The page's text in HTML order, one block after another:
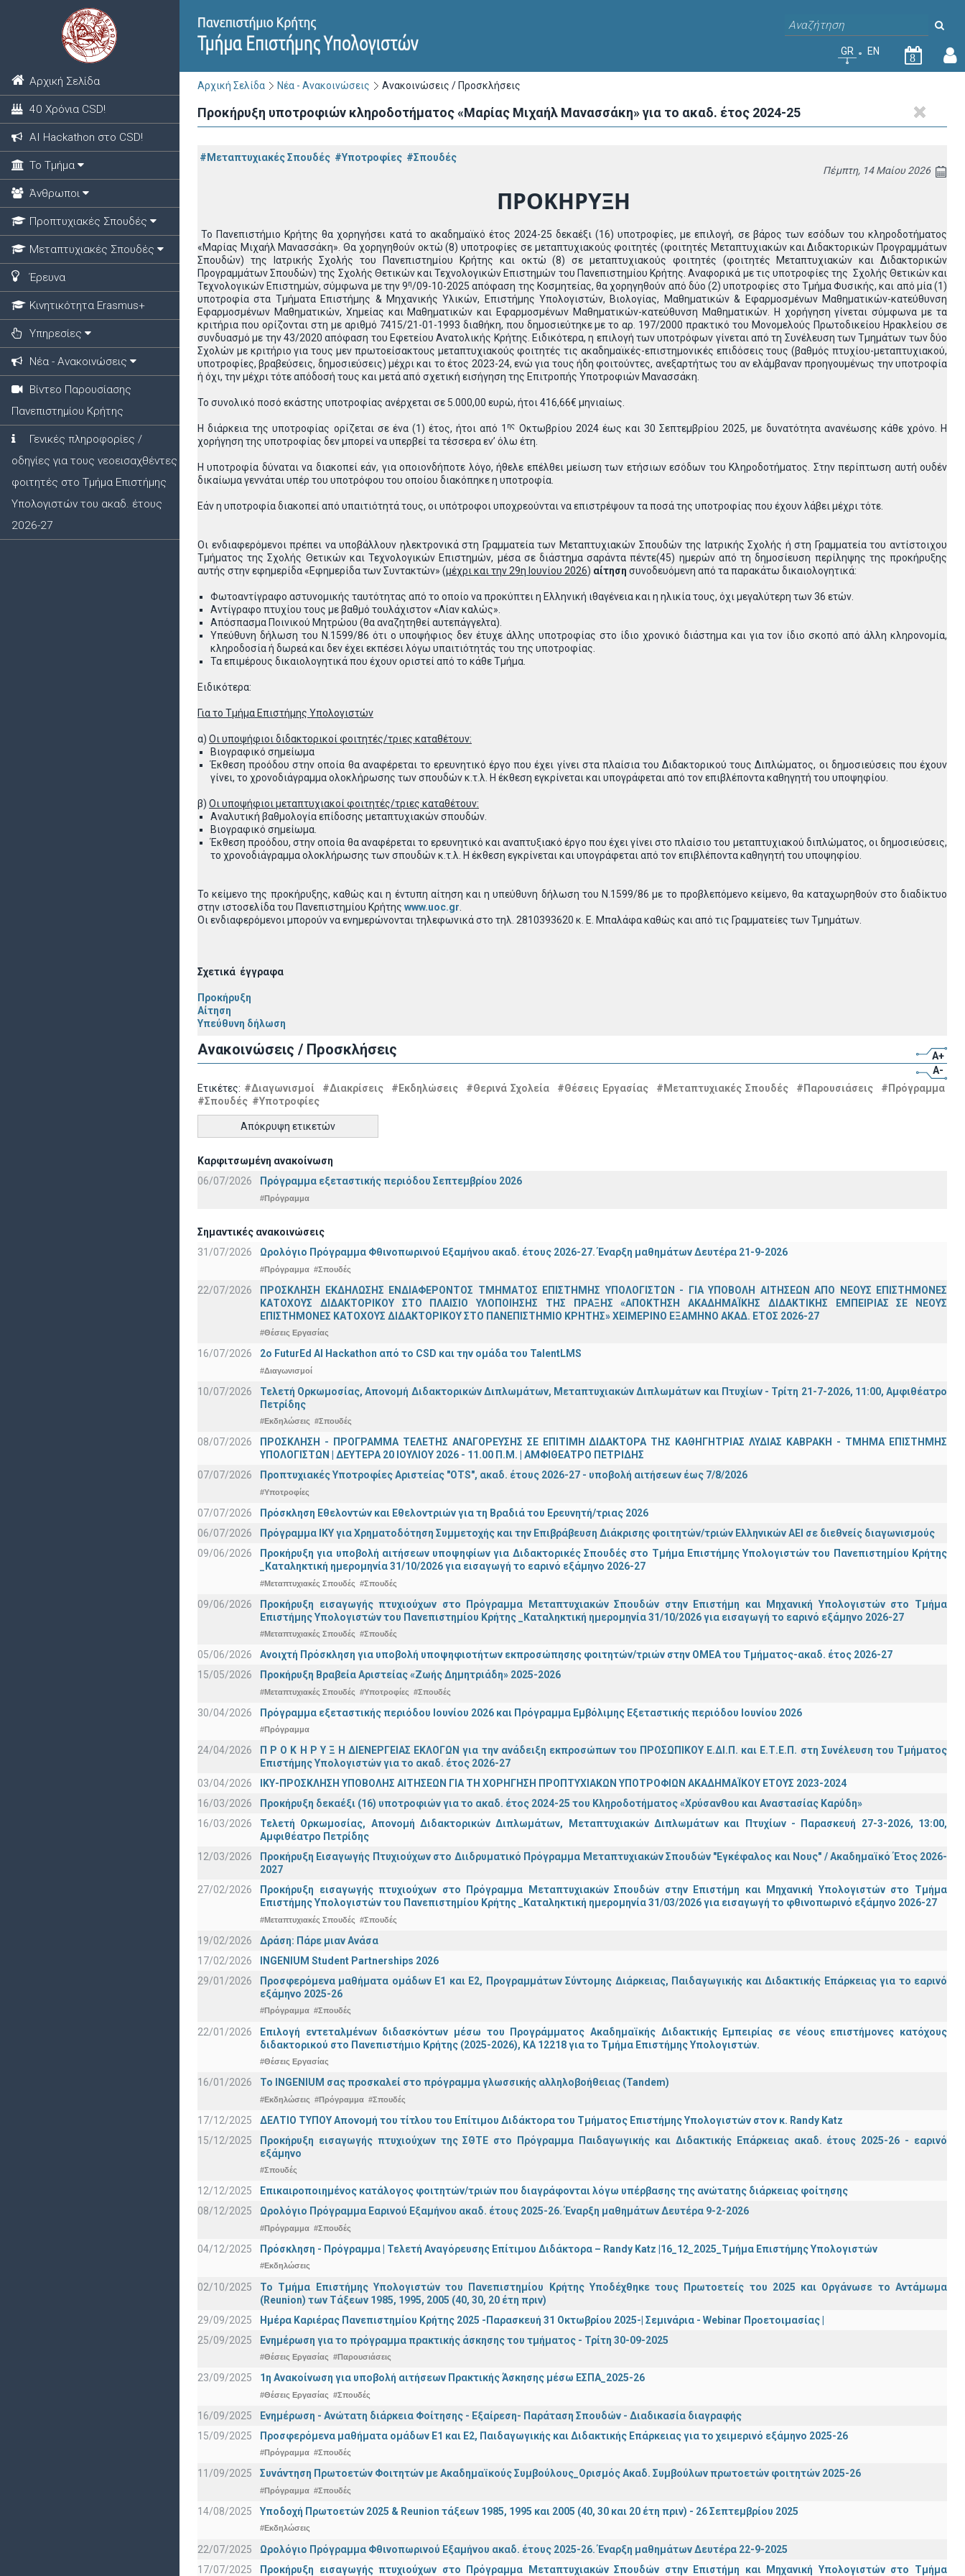
Αρχική Σελίδα
40 Χρόνια CSD!
ΑΙ Hackathon στο CSD!
Το Τμήμα
Άνθρωποι
Προπτυχιακές Σπουδές
Μεταπτυχιακές Σπουδές
Έρευνα
Κινητικότητα Erasmus+
Υπηρεσίες
Νέα - Ανακοινώσεις
Βίντεο Παρουσίασης
Πανεπιστημίου Κρήτης
Γενικές πληροφορίες /
οδηγίες για τους νεοεισαχθέντες
φοιτητές στο Τμήμα Επιστήμης
Υπολογιστών του ακαδ. έτους
2026-27
GR EN
8
Αρχική Σελίδα Νέα - Ανακοινώσεις Ανακοινώσεις / Προσκλήσεις
Προκήρυξη υποτροφιών κληροδοτήματος «Μαρίας Μιχαήλ Μανασσάκη» για το ακαδ. έτος 2024-25
#Μεταπτυχιακές Σπουδές #Υποτροφίες #Σπουδές
Πέμπτη, 14 Μαίου 2026
ΠΡΟΚΗΡΥΞΗ
Το Πανεπιστήμιο Κρήτης θα χορηγήσει κατά το ακαδημαϊκό έτος 2024-25 δεκαέξι (16) υποτροφίες, με επιλογή, σε βάρος των εσόδων του κληροδοτήματος
«Μαρίας Μιχαήλ Μανασσάκη». Θα χορηγηθούν οκτώ (8) υποτροφίες σε μεταπτυχιακούς φοιτητές (φοιτητές Μεταπτυχιακών και Διδακτορικών Προγραμμάτων
Σπουδών) της Ιατρικής Σχολής του Πανεπιστημίου Κρήτης και οκτώ (8) σε μεταπτυχιακούς φοιτητές (φοιτητές Μεταπτυχιακών και Διδακτορικών
Προγραμμάτων Σπουδών) της Σχολής Θετικών και Τεχνολογικών Επιστημών του Πανεπιστημίου Κρήτης. Αναφορικά με τις υποτροφίες της Σχολής Θετικών και
Τεχνολογικών Επιστημών, σύμφωνα με την 9η/09-10-2025 απόφαση της Κοσμητείας, θα χορηγηθούν από δύο (2) υποτροφίες στο Τμήμα Φυσικής, και από μία (1)
υποτροφία στα Τμήματα Επιστήμης & Μηχανικής Υλικών, Επιστήμης Υπολογιστών, Βιολογίας, Μαθηματικών & Εφαρμοσμένων Μαθηματικών-κατεύθυνση
Εφαρμοσμένων Μαθηματικών, Χημείας και Μαθηματικών και Εφαρμοσμένων Μαθηματικών-κατεύθυνση Μαθηματικών. Η χορήγηση γίνεται σύμφωνα με τα
κριτήρια που ορίζονται στη με αριθμό 7415/21-01-1993 διαθήκη, που δημοσιεύτηκε με το αρ. 197/2000 πρακτικό του Μονομελούς Πρωτοδικείου Ηρακλείου σε
συνδυασμό με την 43/2020 απόφαση του Εφετείου Ανατολικής Κρήτης. Ειδικότερα, η επιλογή των υποτρόφων γίνεται από τη Συνέλευση των Τμημάτων των δύο
Σχολών με κριτήριο για τους μεν πρωτοείσακτους μεταπτυχιακούς φοιτητές τις ακαδημαϊκές-επιστημονικές επιδόσεις τους (βαθμός πτυχίου-μεταπτυχιακού,
υποτροφίες, βραβεύσεις, δημοσιεύσεις) μέχρι και το έτος 2023-24, ενώ για τους ήδη φοιτούντες, ανεξαρτήτως του αν ελάμβαναν προηγουμένως την υποτροφία
ή όχι, την μέχρι τότε απόδοσή τους και μετά από σχετική εισήγηση της Επιτροπής Υποτροφιών Μανασσάκη.
Το συνολικό ποσό εκάστης υποτροφίας ανέρχεται σε 5.000,00 ευρώ, ήτοι 416,66€ μηνιαίως.
Η διάρκεια της υποτροφίας ορίζεται σε ένα (1) έτος, ήτοι από 1 ης Οκτωβρίου 2024 έως και 30 Σεπτεμβρίου 2025, με δυνατότητα ανανέωσης κάθε χρόνο. Η
χορήγηση της υποτροφίας δεν μπορεί να υπερβεί τα τέσσερα εν’ όλω έτη.
Η υποτροφία δύναται να διακοπεί εάν, για οποιονδήποτε λόγο, ήθελε επέλθει μείωση των ετήσιων εσόδων του Κληροδοτήματος. Στην περίπτωση αυτή ουδέν
δικαίωμα γεννάται υπέρ του υποτρόφου του οποίου διακόπηκε η υποτροφία.
Εάν η υποτροφία διακοπεί από υπαιτιότητά τους, οι υπότροφοι υποχρεούνται να επιστρέψουν τα ποσά της υποτροφίας που έχουν λάβει μέχρι τότε.
Οι ενδιαφερόμενοι πρέπει να υποβάλλουν ηλεκτρονικά στη Γραμματεία των Μεταπτυχιακών Σπουδών της Ιατρικής Σχολής ή στη Γραμματεία του αντίστοιχου
Τμήματος της Σχολής Θετικών και Τεχνολογικών Επιστημών, μέσα σε διάστημα σαράντα πέντε(45) ημερών από τη δημοσίευση περίληψης της προκήρυξης
αυτής στην εφημερίδα «Εφημερίδα των Συντακτών» (μέχρι και την 29η Ιουνίου 2026) αίτηση συνοδευόμενη από τα παρακάτω δικαιολογητικά:
Φωτοαντίγραφο αστυνομικής ταυτότητας από το οποίο να προκύπτει η Ελληνική ιθαγένεια και η ηλικία τους, όχι μεγαλύτερη των 36 ετών.
Αντίγραφο πτυχίου τους με βαθμό τουλάχιστον «Λίαν καλώς».
Απόσπασμα Ποινικού Μητρώου (θα αναζητηθεί αυτεπάγγελτα).
Υπεύθυνη δήλωση του Ν.1599/86 ότι ο υποψήφιος δεν έτυχε άλλης υποτροφίας στο ίδιο χρονικό διάστημα και για τον ίδιο σκοπό από άλλη κληρονομία,
κληροδοσία ή δωρεά και δεν έχει εκπέσει λόγω υπαιτιότητάς του της υποτροφίας.
Τα επιμέρους δικαιολογητικά που έχουν οριστεί από το κάθε Τμήμα.
Ειδικότερα:
Για το Τμήμα Επιστήμης Υπολογιστών
α) Οι υποψήφιοι διδακτορικοί φοιτητές/τριες καταθέτουν:
Βιογραφικό σημείωμα
Έκθεση προόδου στην οποία θα αναφέρεται το ερευνητικό έργο που έχει γίνει στα πλαίσια του Διδακτορικού τους Διπλώματος, οι δημοσιεύσεις που έχουν
γίνει, το χρονοδιάγραμμα ολοκλήρωσης των σπουδών κ.τ.λ. Η έκθεση εγκρίνεται και υπογράφεται από τον επιβλέποντα καθηγητή του υποψηφίου.
β) Οι υποψήφιοι μεταπτυχιακοί φοιτητές/τριες καταθέτουν:
Αναλυτική βαθμολογία επίδοσης μεταπτυχιακών σπουδών.
Βιογραφικό σημείωμα.
Έκθεση προόδου, στην οποία θα αναφέρεται το ερευνητικό και αναπτυξιακό έργο που έχει γίνει στο πλαίσιο του μεταπτυχιακού διπλώματος, οι δημοσιεύσεις,
το χρονοδιάγραμμα ολοκλήρωσης των σπουδών κ.τ.λ. Η έκθεση εγκρίνεται και υπογράφεται από τον επιβλέποντα καθηγητή του υποψηφίου.
Το κείμενο της προκήρυξης, καθώς και η έντυπη αίτηση και η υπεύθυνη δήλωση του Ν.1599/86 με το προβλεπόμενο κείμενο, θα καταχωρηθούν στο διαδίκτυο
στην ιστοσελίδα του Πανεπιστημίου Κρήτης www.uoc.gr
Οι ενδιαφερόμενοι μπορούν να ενημερώνονται τηλεφωνικά στο τηλ. 2810393620 κ. Ε. Μπαλάφα καθώς και από τις Γραμματείες των Τμημάτων.
Σχετικά έγγραφα
Προκήρυξη
Αίτηση
Υπεύθυνη δήλωση
Ανακοινώσεις / Προσκλήσεις
A+
A-
Ετικέτες: #Διαγωνισμοί #Διακρίσεις #Εκδηλώσεις #Θερινά Σχολεία #Θέσεις Εργασίας #Μεταπτυχιακές Σπουδές #Παρουσιάσεις
#Πρόγραμμα
#Σπουδές #Υποτροφίες
Απόκρυψη ετικετών
Καρφιτσωμένη ανακοίνωση
06/07/2026
Πρόγραμμα εξεταστικής περιόδου Σεπτεμβρίου 2026
#Πρόγραμμα
Σημαντικές ανακοινώσεις
31/07/2026
Ωρολόγιο Πρόγραμμα Φθινοπωρινού Εξαμήνου ακαδ. έτους 2026-27. Έναρξη μαθημάτων Δευτέρα 21-9-2026
#Πρόγραμμα #Σπουδές
22/07/2026
ΠΡΟΣΚΛΗΣΗ ΕΚΔΗΛΩΣΗΣ ΕΝΔΙΑΦΕΡΟΝΤΟΣ ΤΜΗΜΑΤΟΣ ΕΠΙΣΤΗΜΗΣ ΥΠΟΛΟΓΙΣΤΩΝ - ΓΙΑ ΥΠΟΒΟΛΗ ΑΙΤΗΣΕΩΝ ΑΠΟ ΝΕΟΥΣ ΕΠΙΣΤΗΜΟΝΕΣ
ΚΑΤΟΧΟΥΣ ΔΙΔΑΚΤΟΡΙΚΟΥ ΣΤΟ ΠΛΑΙΣΙΟ ΥΛΟΠΟΙΗΣΗΣ ΤΗΣ ΠΡΑΞΗΣ «ΑΠΟΚΤΗΣΗ ΑΚΑΔΗΜΑΪΚΗΣ ΔΙΔΑΚΤΙΚΗΣ ΕΜΠΕΙΡΙΑΣ ΣΕ ΝΕΟΥΣ
ΕΠΙΣΤΗΜΟΝΕΣ ΚΑΤΟΧΟΥΣ ΔΙΔΑΚΤΟΡΙΚΟΥ ΣΤΟ ΠΑΝΕΠΙΣΤΗΜΙΟ ΚΡΗΤΗΣ» ΧΕΙΜΕΡΙΝΟ ΕΞΑΜΗΝΟ ΑΚΑΔ. ΕΤΟΣ 2026-27
#Θέσεις Εργασίας
16/07/2026 2o FuturEd AI Hackathon από το CSD και την ομάδα του TalentLMS
#Διαγωνισμοί
10/07/2026
Τελετή Ορκωμοσίας, Απονομή Διδακτορικών Διπλωμάτων, Μεταπτυχιακών Διπλωμάτων και Πτυχίων - Τρίτη 21-7-2026, 11:00, Αμφιθέατρο
Πετρίδης
#Εκδηλώσεις #Σπουδές
08/07/2026
ΠΡΟΣΚΛΗΣΗ - ΠΡΟΓΡΑΜΜΑ ΤΕΛΕΤΗΣ ΑΝΑΓΟΡΕΥΣΗΣ ΣΕ ΕΠΙΤΙΜΗ ΔΙΔΑΚΤΟΡΑ ΤΗΣ ΚΑΘΗΓΗΤΡΙΑΣ ΛΥΔΙΑΣ ΚΑΒΡΑΚΗ - ΤΜΗΜΑ ΕΠΙΣΤΗΜΗΣ
ΥΠΟΛΟΓΙΣΤΩΝ | ΔΕΥΤΕΡΑ 20 ΙΟΥΛΙΟΥ 2026 - 11.00 Π.Μ. | ΑΜΦΙΘΕΑΤΡΟ ΠΕΤΡΙΔΗΣ
07/07/2026
Προπτυχιακές Υποτροφίες Αριστείας "OTS", ακαδ. έτους 2026-27 - υποβολή αιτήσεων έως 7/8/2026
#Υποτροφίες
07/07/2026
Πρόσκληση Εθελοντών και Εθελοντριών για τη Βραδιά του Ερευνητή/τριας 2026
06/07/2026
Πρόγραμμα ΙΚΥ για Χρηματοδότηση Συμμετοχής και την Επιβράβευση Διάκρισης φοιτητών/τριών Ελληνικών ΑΕΙ σε διεθνείς διαγωνισμούς
09/06/2026
Προκήρυξη για υποβολή αιτήσεων υποψηφίων για Διδακτορικές Σπουδές στο Τμήμα Eπιστήμης Υπολογιστών του Πανεπιστημίου Κρήτης
_Καταληκτική ημερομηνία 31/10/2026 για εισαγωγή το εαρινό εξάμηνο 2026-27
#Μεταπτυχιακές Σπουδές #Σπουδές
09/06/2026
Προκήρυξη εισαγωγής πτυχιούχων στo Πρόγραμμα Μεταπτυχιακών Σπουδών στην Επιστήμη και Μηχανική Υπολογιστών στο Τμήμα
Eπιστήμης Υπολογιστών του Πανεπιστημίου Κρήτης _Καταληκτική ημερομηνία 31/10/2026 για εισαγωγή το εαρινό εξάμηνο 2026-27
#Μεταπτυχιακές Σπουδές #Σπουδές
05/06/2026
Ανοιχτή Πρόσκληση για υποβολή υποψηφιοτήτων εκπροσώπησης φοιτητών/τριών στην ΟΜΕΑ του Τμήματος-ακαδ. έτος 2026-27
15/05/2026
Προκήρυξη Βραβεία Αριστείας «Ζωής Δημητριάδη» 2025-2026
#Μεταπτυχιακές Σπουδές #Υποτροφίες #Σπουδές
30/04/2026 Πρόγραμμα εξεταστικής περιόδου Ιουνίου 2026 και Πρόγραμμα Εμβόλιμης Εξεταστικής περιόδου Ιουνίου 2026
#Πρόγραμμα
24/04/2026
Π Ρ Ο Κ Η Ρ Υ Ξ Η ΔΙΕΝΕΡΓΕΙΑΣ ΕΚΛΟΓΩΝ για την ανάδειξη εκπροσώπων του ΠΡΟΣΩΠΙΚΟΥ Ε.ΔΙ.Π. και Ε.Τ.Ε.Π. στη Συνέλευση του Τμήματος
Επιστήμης Υπολογιστών για το ακαδ. έτος 2026-27
03/04/2026
ΙΚΥ-ΠΡΟΣΚΛΗΣΗ ΥΠΟΒΟΛΗΣ ΑΙΤΗΣΕΩΝ ΓΙΑ ΤΗ ΧΟΡΗΓΗΣΗ ΠΡΟΠΤΥΧΙΑΚΩΝ ΥΠΟΤΡΟΦΙΩΝ ΑΚΑΔΗΜΑΪΚΟΥ ΕΤΟΥΣ 2023-2024
16/03/2026
Προκήρυξη δεκαέξι (16) υποτροφιών για το ακαδ. έτος 2024-25 του Κληροδοτήματος «Χρύσανθου και Αναστασίας Καρύδη»
16/03/2026
Τελετή Ορκωμοσίας, Απονομή Διδακτορικών Διπλωμάτων, Μεταπτυχιακών Διπλωμάτων και Πτυχίων - Παρασκευή 27-3-2026, 13:00,
Αμφιθέατρο Πετρίδης
12/03/2026
Προκήρυξη Εισαγωγής Πτυχιούχων στο Διιδρυματικό Πρόγραμμα Μεταπτυχιακών Σπουδών "Εγκέφαλος και Νους" / Ακαδημαϊκό Έτος 2026-
2027
27/02/2026
Προκήρυξη εισαγωγής πτυχιούχων στo Πρόγραμμα Μεταπτυχιακών Σπουδών στην Επιστήμη και Μηχανική Υπολογιστών στο Τμήμα
Eπιστήμης Υπολογιστών του Πανεπιστημίου Κρήτης _Καταληκτική ημερομηνία 31/03/2026 για εισαγωγή το φθινοπωρινό εξάμηνο 2026-27
#Μεταπτυχιακές Σπουδές #Σπουδές
19/02/2026
Δράση: Πάρε μιαν Ανάσα
17/02/2026
INGENIUM Student Partnerships 2026
29/01/2026
Προσφερόμενα μαθήματα ομάδων Ε1 και Ε2, Προγραμμάτων Σύντομης Διάρκειας, Παιδαγωγικής και Διδακτικής Επάρκειας για το εαρινό
εξάμηνο 2025-26
#Πρόγραμμα #Σπουδές
22/01/2026
Επιλογή εντεταλμένων διδασκόντων μέσω του Προγράμματος Ακαδημαϊκής Διδακτικής Εμπειρίας σε νέους επιστήμονες κατόχους
διδακτορικού στο Πανεπιστήμιο Κρήτης (2025-2026), ΚΑ 12218 για το Τμήμα Επιστήμης Υπολογιστών.
#Θέσεις Εργασίας
16/01/2026 Το INGENIUM σας προσκαλεί στο πρόγραμμα γλωσσικής αλληλοβοήθειας (Tandem)
#Εκδηλώσεις #Πρόγραμμα #Σπουδές
17/12/2025
ΔΕΛΤΙΟ ΤΥΠΟΥ Απονομή του τίτλου του Επίτιμου Διδάκτορα του Τμήματος Επιστήμης Υπολογιστών στον κ. Randy Katz
15/12/2025
Προκήρυξη εισαγωγής πτυχιούχων της ΣΘΤΕ στο Πρόγραμμα Παιδαγωγικής και Διδακτικής Επάρκειας ακαδ. έτους 2025-26 - εαρινό
εξάμηνο
#Σπουδές
12/12/2025
Επικαιροποιημένος κατάλογος φοιτητών/τριών που διαγράφονται λόγω υπέρβασης της ανώτατης διάρκειας φοίτησης
08/12/2025
Ωρολόγιο Πρόγραμμα Εαρινού Εξαμήνου ακαδ. έτους 2025-26. Έναρξη μαθημάτων Δευτέρα 9-2-2026
#Πρόγραμμα #Σπουδές
04/12/2025 Πρόσκληση - Πρόγραμμα | Τελετή Αναγόρευσης Επίτιμου Διδάκτορα – Randy Katz |16_12_2025_Τμήμα Επιστήμης Υπολογιστών
#Εκδηλώσεις
02/10/2025
Το Τμήμα Επιστήμης Υπολογιστών του Πανεπιστημίου Κρήτης Υποδέχθηκε τους Πρωτοετείς του 2025 και Οργάνωσε το Αντάμωμα
(Reunion) των Τάξεων 1985, 1995, 2005 (40, 30, 20 έτη πριν)
29/09/2025
Ημέρα Καριέρας Πανεπιστημίου Κρήτης 2025 -Παρασκευή 31 Οκτωβρίου 2025-| Σεμινάρια - Webinar Προετοιμασίας |
25/09/2025
Ενημέρωση για το πρόγραμμα πρακτικής άσκησης του τμήματος - Τρίτη 30-09-2025
#Θέσεις Εργασίας #Παρουσιάσεις
23/09/2025 1η Ανακοίνωση για υποβολή αιτήσεων Πρακτικής Άσκησης μέσω ΕΣΠΑ_2025-26
#Θέσεις Εργασίας #Σπουδές
16/09/2025
Ενημέρωση - Ανώτατη διάρκεια Φοίτησης - Εξαίρεση- Παράταση Σπουδών - Διαδικασία διαγραφής
15/09/2025
Προσφερόμενα μαθήματα ομάδων Ε1 και Ε2, Παιδαγωγικής και Διδακτικής Επάρκειας για το χειμερινό εξάμηνο 2025-26
#Πρόγραμμα #Σπουδές
11/09/2025 Συνάντηση Πρωτοετών Φοιτητών με Ακαδημαϊκούς Συμβούλους_Ορισμός Ακαδ. Συμβούλων πρωτοετών φοιτητών 2025-26
#Πρόγραμμα #Σπουδές
14/08/2025 Υποδοχή Πρωτοετών 2025 & Reunion τάξεων 1985, 1995 και 2005 (40, 30 και 20 έτη πριν) - 26 Σεπτεμβρίου 2025
#Εκδηλώσεις
22/07/2025
Ωρολόγιο Πρόγραμμα Φθινοπωρινού Εξαμήνου ακαδ. έτους 2025-26. Έναρξη μαθημάτων Δευτέρα 22-9-2025
17/07/2025
Προκήρυξη εισαγωγής πτυχιούχων στo Πρόγραμμα Μεταπτυχιακών Σπουδών στην Επιστήμη και Μηχανική Υπολογιστών στο Τμήμα